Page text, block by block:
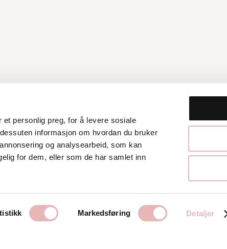
personlig preg, for å levere sosiale
informasjon om hvordan du bruker
og analysearbeid, som kan
for dem, eller som de har samlet inn
Markedsføring Detaljer
Åpningstider
Hverdager 10:00-19:00
Lørdager 10:00-16:00